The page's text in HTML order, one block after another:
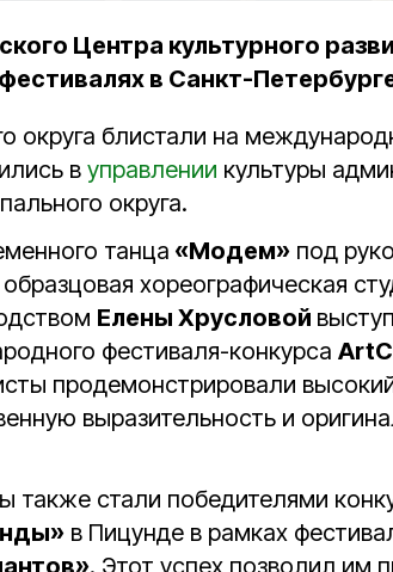
Центра культурного
в Санкт-
округа блистали на
в управлении культуры
округа.
танца «Модем» под
хореографическая
Елены Хрусловой
фестиваля-конкурса
продемонстрировали
выразительность и
также стали победителями
в Пицунде в рамках
. Этот успех позволил им